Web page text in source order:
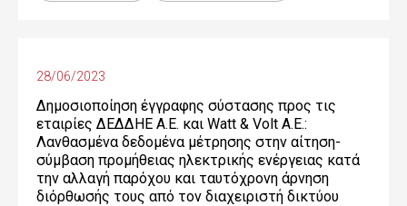
28/06/2023
Δημοσιοποίηση έγγραφης σύστασης προς τις
εταιρίες ΔΕΔΔΗΕ Α.Ε. και Watt & Volt Α.Ε.:
Λανθασμένα δεδομένα μέτρησης στην αίτηση-
σύμβαση προμήθειας ηλεκτρικής ενέργειας κατά
την αλλαγή παρόχου και ταυτόχρονη άρνηση
διόρθωσής τους από τον διαχειριστή δικτύου